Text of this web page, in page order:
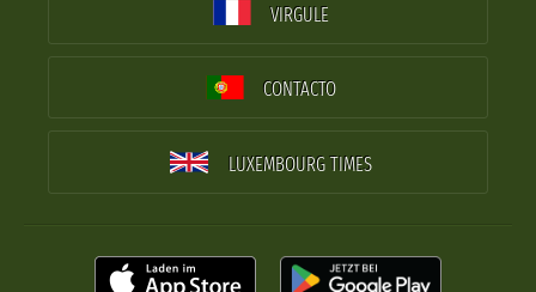
VIRGULE
CONTACTO
LUXEMBOURG TIMES